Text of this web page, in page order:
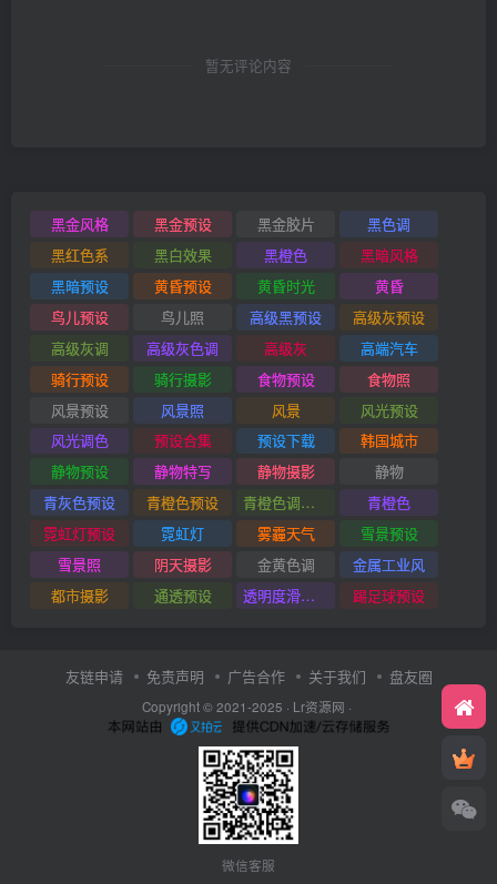
暂无评论内容
黑金风格 黑金预设 黑金胶片
黑色调
黑红色系
黑白效果 黑橙色
黑暗风格
黑暗预设
黄昏预设 黄昏时光
黄昏
鸟儿预设
鸟儿照 高级黑预设
高级灰预设
高级灰调
高级灰色调 高级灰
高端汽车
骑行预设
骑行摄影 食物预设
食物照
风景预设
风景照 风景
风光预设
风光调色
预设合集 预设下载
韩国城市
静物预设
静物特写 静物摄影
静物
青灰色预设
青橙色预设 青橙色调预设
青橙色
霓虹灯预设
霓虹灯 雾霾天气
雪景预设
雪景照
阴天摄影 金黄色调
金属工业风
都市摄影
通透预设 透明度滑块插件 踢足球预设
友链申请 免责声明 广告合作 关于我们 盘友圈
Copyright © 2021-2025 · Lr资源网 ·
微信客服